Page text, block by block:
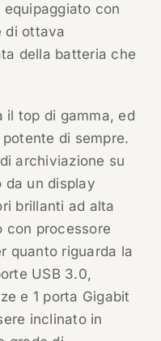
con
di ottava
della batteria che
il top di gamma, ed
di sempre.
archiviazione su
da un display
brillanti ad alta
con processore
quanto riguarda la
USB 3.0,
e 1 porta Gigabit
inclinato in